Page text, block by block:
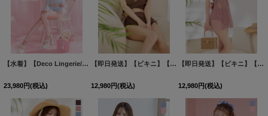
【水着】【Deco Lingerie/ デコランジェリー】Beach Lingerie[OF08] DL60-BL-2605]
23,980円(税込)
【即日発送】【ビキニ】【水着】シアーチュニック付きハイウエストビキニ 3点セット[FB01]吉木千沙都（ちぃぽぽ）着用
12,980円(税込)
【即日発送】【ビキニ】【水着】シアーチュニック付きハイウエストビキニ 3点セット[FB01]吉木千沙都（ちぃぽぽ）着用
12,980円(税込)